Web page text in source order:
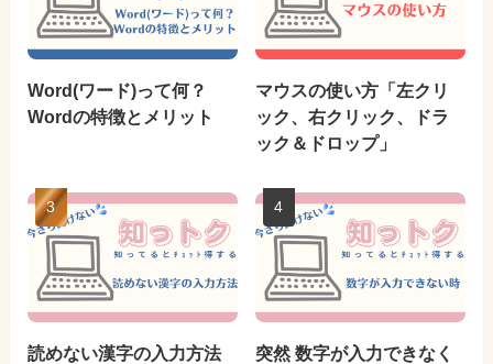
Word(ワード)って何？
Wordの特徴とメリット
マウスの使い方「左クリ
ック、右クリック、ドラ
ック＆ドロップ」
読めない漢字の入力方法
突然 数字が入力できなく